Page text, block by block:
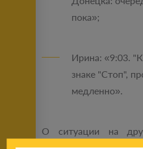
пока»;
Ирина: «9:03.
знаке "Стоп",
медленно».
О ситуации на